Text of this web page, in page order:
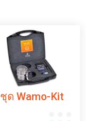
ชุด Wamo-Kit